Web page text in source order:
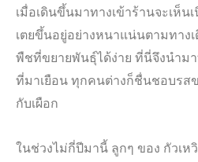
เมื่อเดินขึ้นมาทางเข้าร้านจะเห็น
เตยขึ้นอยู่อย่างหนาแน่นตามทาง
พืชที่ขยายพันธุ์ได้ง่าย ที่นี่จึงนำม
ที่มาเยือน ทุกคนต่างก็ชื่นชอบรส
กับเผือก
ในช่วงไม่กี่ปีมานี้ ลูกๆ ของ กัวเห